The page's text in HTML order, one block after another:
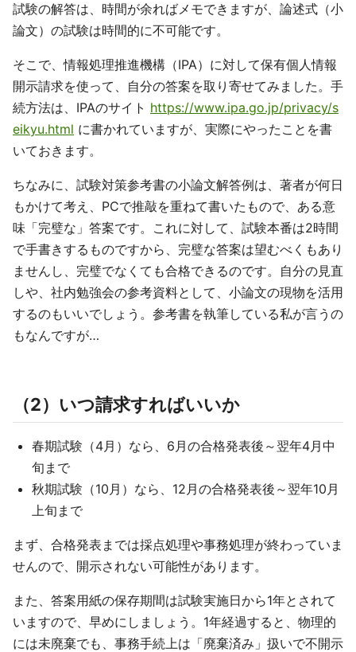
試験の解答は、時間が余ればメモできますが、論述式（小
論文）の試験は時間的に不可能です。
そこで、情報処理推進機構（IPA）に対して保有個人情報
開示請求を使って、自分の答案を取り寄せてみました。手
続方法は、IPAのサイト https://www.ipa.go.jp/privacy/s
eikyu.html に書かれていますが、実際にやったことを書
いておきます。
ちなみに、試験対策参考書の小論文解答例は、著者が何日
もかけて考え、PCで推敲を重ねて書いたもので、ある意
味「完璧な」答案です。これに対して、試験本番は2時間
で手書きするものですから、完璧な答案は望むべくもあり
ませんし、完璧でなくても合格できるのです。自分の見直
しや、社内勉強会の参考資料として、小論文の現物を活用
するのもいいでしょう。参考書を執筆している私が言うの
もなんですが…
（2）いつ請求すればいいか
春期試験（4月）なら、6月の合格発表後～翌年4月中
旬まで
秋期試験（10月）なら、12月の合格発表後～翌年10月
上旬まで
まず、合格発表までは採点処理や事務処理が終わっていま
せんので、開示されない可能性があります。
また、答案用紙の保存期間は試験実施日から1年とされて
いますので、早めにしましょう。1年経過すると、物理的
には未廃棄でも、事務手続上は「廃棄済み」扱いで不開示